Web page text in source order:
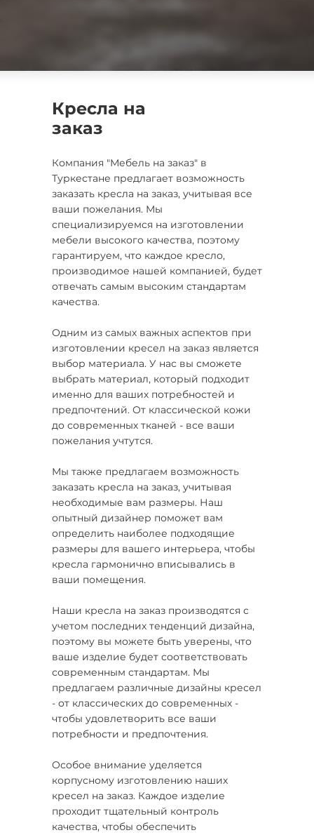
Компания "Мебель на заказ" в
Туркестане предлагает возможность
заказать кресла на заказ, учитывая все
ваши пожелания. Мы
специализируемся на изготовлении
мебели высокого качества, поэтому
гарантируем, что каждое кресло,
производимое нашей компанией, будет
отвечать самым высоким стандартам
качества.
Одним из самых важных аспектов при
изготовлении кресел на заказ является
выбор материала. У нас вы сможете
выбрать материал, который подходит
именно для ваших потребностей и
предпочтений. От классической кожи
до современных тканей - все ваши
пожелания учтутся.
Мы также предлагаем возможность
заказать кресла на заказ, учитывая
необходимые вам размеры. Наш
опытный дизайнер поможет вам
определить наиболее подходящие
размеры для вашего интерьера, чтобы
кресла гармонично вписывались в
ваши помещения.
Наши кресла на заказ производятся с
учетом последних тенденций дизайна,
поэтому вы можете быть уверены, что
ваше изделие будет соответствовать
современным стандартам. Мы
предлагаем различные дизайны кресел
- от классических до современных -
чтобы удовлетворить все ваши
потребности и предпочтения.
Особое внимание уделяется
корпусному изготовлению наших
кресел на заказ. Каждое изделие
проходит тщательный контроль
качества, чтобы обеспечить
Кресла на
заказ